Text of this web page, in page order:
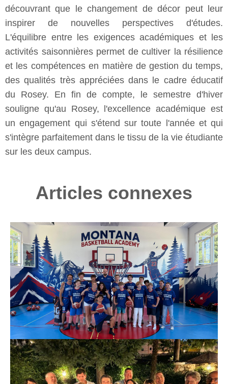
découvrant que le changement de décor peut leur
inspirer de nouvelles perspectives d'études.
L'équilibre entre les exigences académiques et les
activités saisonnières permet de cultiver la résilience
et les compétences en matière de gestion du temps,
des qualités très appréciées dans le cadre éducatif
du Rosey. En fin de compte, le semestre d'hiver
souligne qu'au Rosey, l'excellence académique est
un engagement qui s'étend sur toute l'année et qui
s'intègre parfaitement dans le tissu de la vie étudiante
sur les deux campus.
Articles connexes